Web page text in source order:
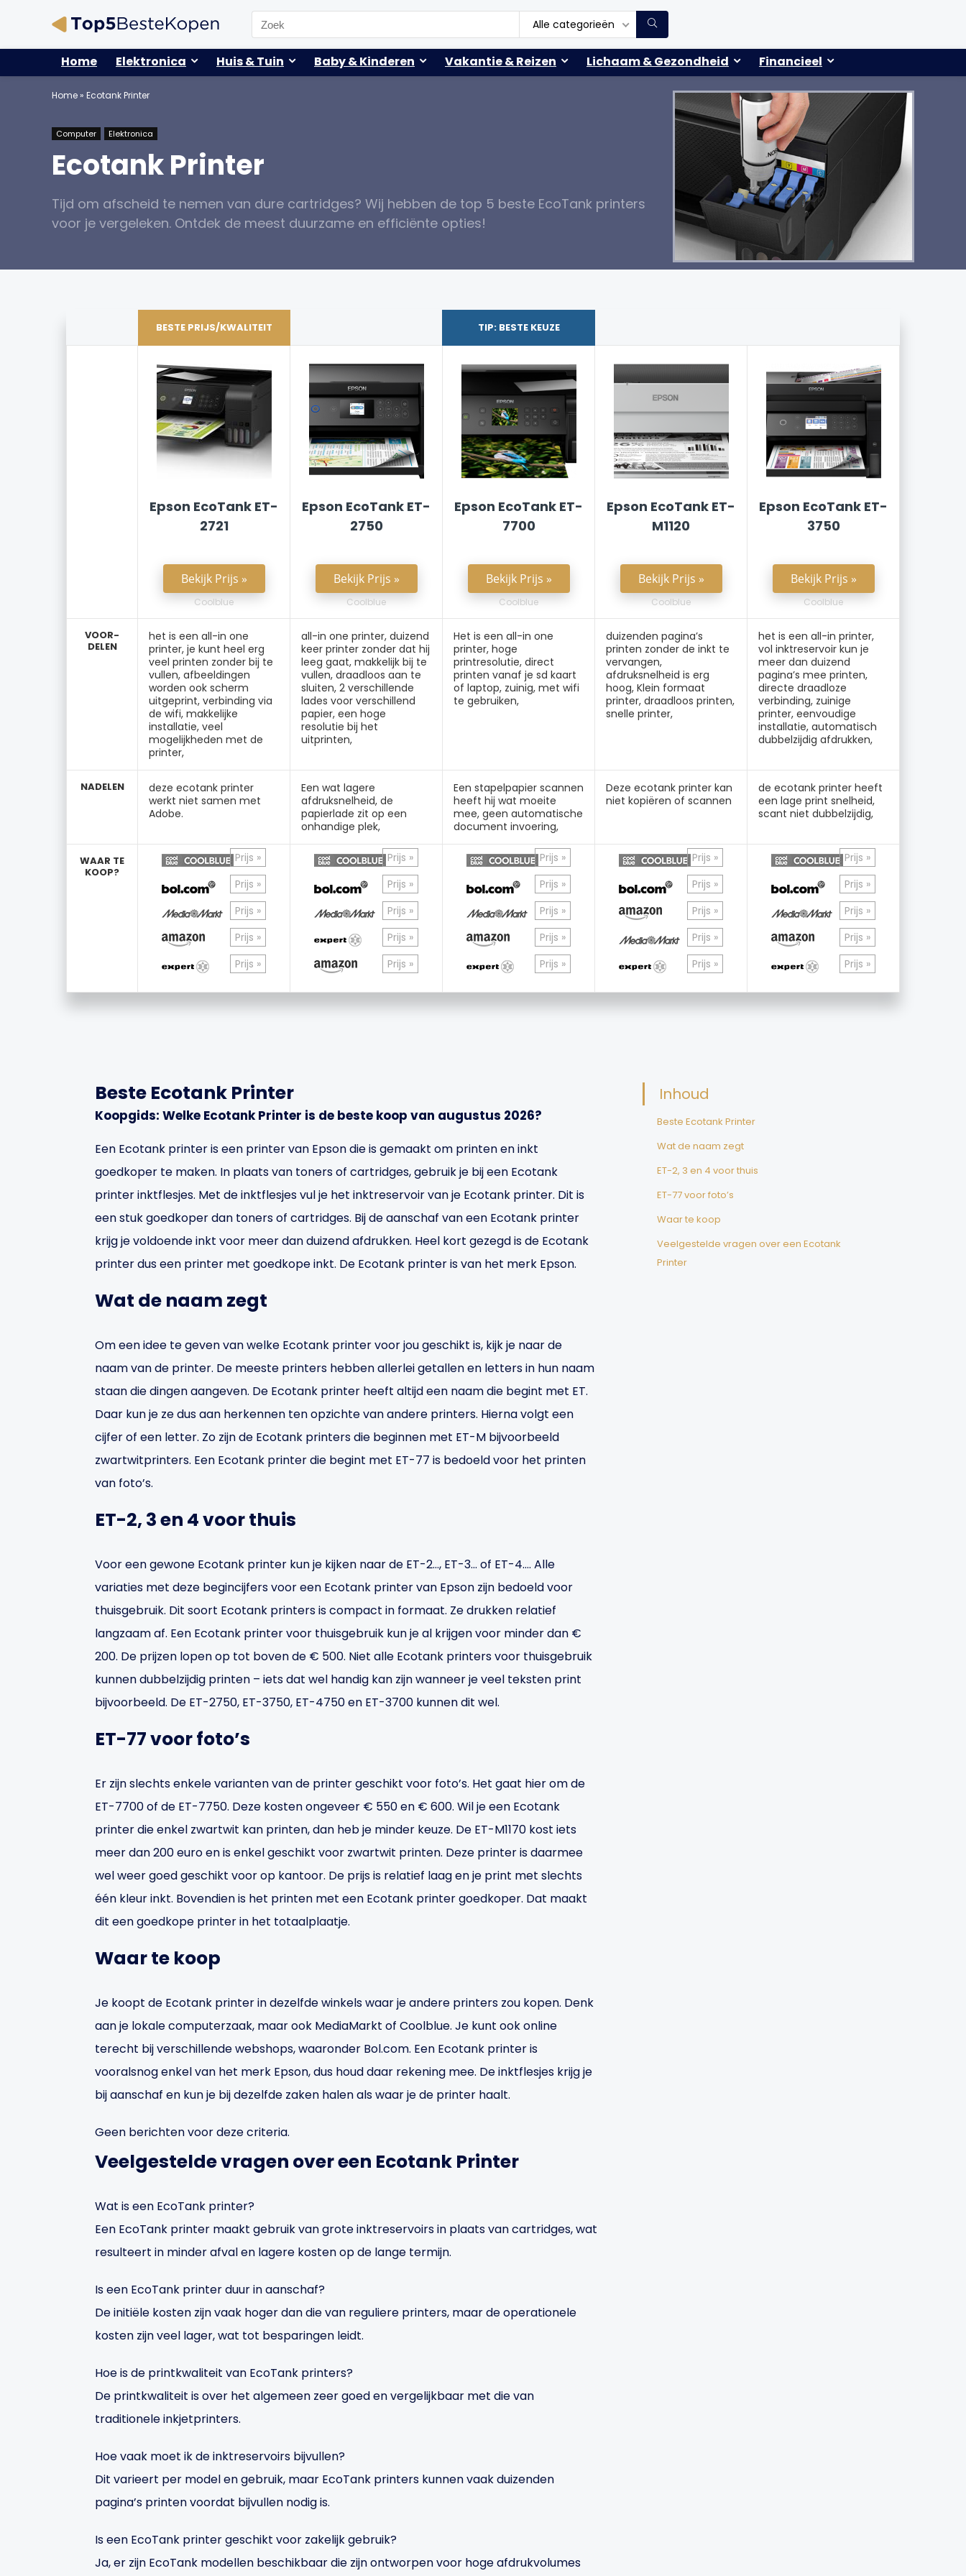
Search
for:
Alle categorieën
Home Elektronica Huis & Tuin Baby & Kinderen Vakantie & Reizen Lichaam & Gezondheid Financieel
Home» Ecotank Printer
Computer Elektronica
Ecotank Printer
Tijd om afscheid te nemen van dure cartridges? Wij hebben de top 5 beste EcoTank printers
voor je vergeleken. Ontdek de meest duurzame en efficiënte opties!
VOOR-
DELEN
NADELEN
WAAR TE
KOOP?
BESTE PRIJS/KWALITEIT
Epson EcoTank ET-
2721
Bekijk Prijs »
Coolblue
het is een all-in one
printer, je kunt heel erg
veel printen zonder bij te
vullen, afbeeldingen
worden ook scherm
uitgeprint, verbinding via
de wifi, makkelijke
installatie, veel
mogelijkheden met de
printer,
deze ecotank printer
werkt niet samen met
Adobe.
Prijs »
Prijs »
Prijs »
Prijs »
Prijs »
Epson EcoTank ET-
2750
Bekijk Prijs »
Coolblue
all-in one printer, duizend
keer printer zonder dat hij
leeg gaat, makkelijk bij te
vullen, draadloos aan te
sluiten, 2 verschillende
lades voor verschillend
papier, een hoge
resolutie bij het
uitprinten,
Een wat lagere
afdruksnelheid, de
papierlade zit op een
onhandige plek,
Prijs »
Prijs »
Prijs »
Prijs »
Prijs »
TIP: BESTE KEUZE
Epson EcoTank ET-
7700
Bekijk Prijs »
Coolblue
Het is een all-in one
printer, hoge
printresolutie, direct
printen vanaf je sd kaart
of laptop, zuinig, met wifi
te gebruiken,
Een stapelpapier scannen
heeft hij wat moeite
mee, geen automatische
document invoering,
Prijs »
Prijs »
Prijs »
Prijs »
Prijs »
Epson EcoTank ET-
M1120
Bekijk Prijs »
Coolblue
duizenden pagina’s
printen zonder de inkt te
vervangen,
afdruksnelheid is erg
hoog, Klein formaat
printer, draadloos printen,
snelle printer,
Deze ecotank printer kan
niet kopiëren of scannen
Prijs »
Prijs »
Prijs »
Prijs »
Prijs »
Epson EcoTank ET-
3750
Bekijk Prijs »
Coolblue
het is een all-in printer,
vol inktreservoir kun je
meer dan duizend
pagina’s mee printen,
directe draadloze
verbinding, zuinige
printer, eenvoudige
installatie, automatisch
dubbelzijdig afdrukken,
de ecotank printer heeft
een lage print snelheid,
scant niet dubbelzijdig,
Prijs »
Prijs »
Prijs »
Prijs »
Prijs »
Beste Ecotank Printer
Koopgids: Welke Ecotank Printer is de beste koop van augustus 2026?
Een Ecotank printer is een printer van Epson die is gemaakt om printen en inkt
goedkoper te maken. In plaats van toners of cartridges, gebruik je bij een Ecotank
printer inktflesjes. Met de inktflesjes vul je het inktreservoir van je Ecotank printer. Dit is
een stuk goedkoper dan toners of cartridges. Bij de aanschaf van een Ecotank printer
krijg je voldoende inkt voor meer dan duizend afdrukken. Heel kort gezegd is de Ecotank
printer dus een printer met goedkope inkt. De Ecotank printer is van het merk Epson.
Wat de naam zegt
Om een idee te geven van welke Ecotank printer voor jou geschikt is, kijk je naar de
naam van de printer. De meeste printers hebben allerlei getallen en letters in hun naam
staan die dingen aangeven. De Ecotank printer heeft altijd een naam die begint met ET.
Daar kun je ze dus aan herkennen ten opzichte van andere printers. Hierna volgt een
cijfer of een letter. Zo zijn de Ecotank printers die beginnen met ET-M bijvoorbeeld
zwartwitprinters. Een Ecotank printer die begint met ET-77 is bedoeld voor het printen
van foto’s.
ET-2, 3 en 4 voor thuis
Voor een gewone Ecotank printer kun je kijken naar de ET-2…, ET-3… of ET-4…. Alle
variaties met deze begincijfers voor een Ecotank printer van Epson zijn bedoeld voor
thuisgebruik. Dit soort Ecotank printers is compact in formaat. Ze drukken relatief
langzaam af. Een Ecotank printer voor thuisgebruik kun je al krijgen voor minder dan €
200. De prijzen lopen op tot boven de € 500. Niet alle Ecotank printers voor thuisgebruik
kunnen dubbelzijdig printen – iets dat wel handig kan zijn wanneer je veel teksten print
bijvoorbeeld. De ET-2750, ET-3750, ET-4750 en ET-3700 kunnen dit wel.
ET-77 voor foto’s
Er zijn slechts enkele varianten van de printer geschikt voor foto’s. Het gaat hier om de
ET-7700 of de ET-7750. Deze kosten ongeveer € 550 en € 600. Wil je een Ecotank
printer die enkel zwartwit kan printen, dan heb je minder keuze. De ET-M1170 kost iets
meer dan 200 euro en is enkel geschikt voor zwartwit printen. Deze printer is daarmee
wel weer goed geschikt voor op kantoor. De prijs is relatief laag en je print met slechts
één kleur inkt. Bovendien is het printen met een Ecotank printer goedkoper. Dat maakt
dit een goedkope printer in het totaalplaatje.
Waar te koop
Je koopt de Ecotank printer in dezelfde winkels waar je andere printers zou kopen. Denk
aan je lokale computerzaak, maar ook MediaMarkt of Coolblue. Je kunt ook online
terecht bij verschillende webshops, waaronder Bol.com. Een Ecotank printer is
vooralsnog enkel van het merk Epson, dus houd daar rekening mee. De inktflesjes krijg je
bij aanschaf en kun je bij dezelfde zaken halen als waar je de printer haalt.
Geen berichten voor deze criteria.
Veelgestelde vragen over een Ecotank Printer
Wat is een EcoTank printer?
Een EcoTank printer maakt gebruik van grote inktreservoirs in plaats van cartridges, wat
resulteert in minder afval en lagere kosten op de lange termijn.
Is een EcoTank printer duur in aanschaf?
De initiële kosten zijn vaak hoger dan die van reguliere printers, maar de operationele
kosten zijn veel lager, wat tot besparingen leidt.
Hoe is de printkwaliteit van EcoTank printers?
De printkwaliteit is over het algemeen zeer goed en vergelijkbaar met die van
traditionele inkjetprinters.
Hoe vaak moet ik de inktreservoirs bijvullen?
Dit varieert per model en gebruik, maar EcoTank printers kunnen vaak duizenden
pagina’s printen voordat bijvullen nodig is.
Is een EcoTank printer geschikt voor zakelijk gebruik?
Ja, er zijn EcoTank modellen beschikbaar die zijn ontworpen voor hoge afdrukvolumes
Inhoud
Beste Ecotank Printer
Wat de naam zegt
ET-2, 3 en 4 voor thuis
ET-77 voor foto’s
Waar te koop
Veelgestelde vragen over een Ecotank
Printer